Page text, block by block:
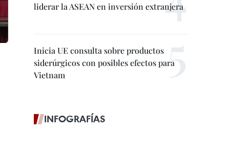
liderar la ASEAN en inversión extranjera
Inicia UE consulta sobre productos
siderúrgicos con posibles efectos para
Vietnam
INFOGRAFÍAS